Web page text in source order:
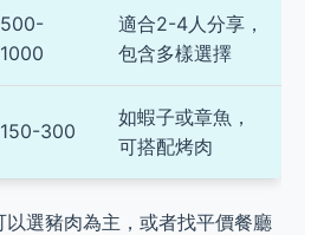
500-
1000
適合2-4人分享，
包含多樣選擇
150-300
如蝦子或章魚，
可搭配烤肉
選豬肉為主，或者找平價餐廳